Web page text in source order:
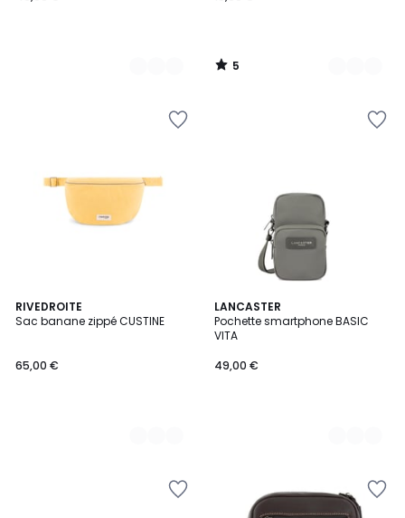
5
/
RIVEDROITE
Sac banane zippé CUSTINE
65,00 €
4
Couleurs
LANCASTER
Pochette smartphone BASIC
VITA
49,00 €
6
Couleurs